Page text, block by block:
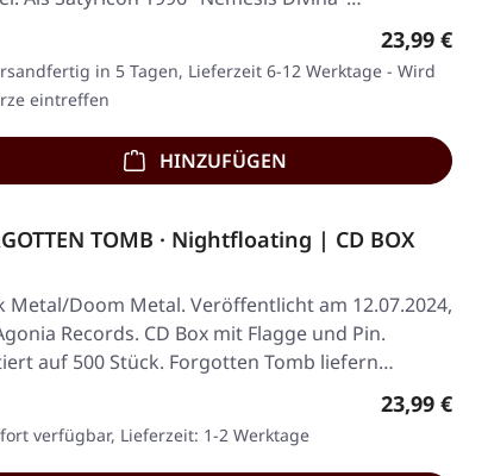
Regulärer
23,99 €
in 5 Tagen, Lieferzeit 6-12 Werktage - Wird
eintreffen
HINZUFÜGEN
TOMB · Nightfloating | CD BOX
Metal/Doom Metal. Veröffentlicht am 12.07.2024,
Records. CD Box mit Flagge und Pin.
auf 500 Stück. Forgotten Tomb liefern…
Regulärer
23,99 €
verfügbar, Lieferzeit: 1-2 Werktage